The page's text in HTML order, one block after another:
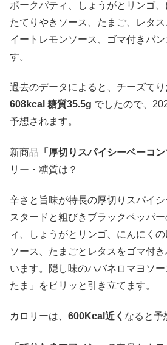
ポークパティ、しょうがとリンゴ
たてりやきソース、たまご、レタ
イートレモンソース、ゴマ付きバ
す。
過去のデータによると、チーズて
608kcal 糖質35.5g でしたので、
予想されます。
新商品 「厚切りスパイシーベーコン
リー・糖質は？
辛さと旨味が特長の厚切りスパイ
スタードと粗びきブラックペッパ
ィ、しょうがとリンゴ、にんにく
ソース、たまごとレタスをゴマ付
います。隠し味のハバネロマヨソ
たま」をピリッと引き立てます。
カロリーは、 600Kcal近く なると予